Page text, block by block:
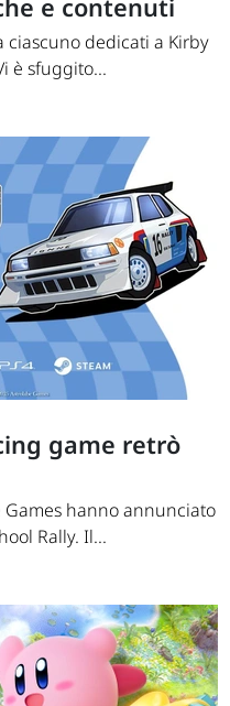
e contenuti
dedicati a Kirby
è sfuggito...
game retrò
Games hanno annunciato
Rally. Il...